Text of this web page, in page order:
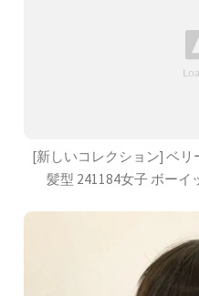
[新しいコレクション] ベ
髪型 241184女子 ボーイ